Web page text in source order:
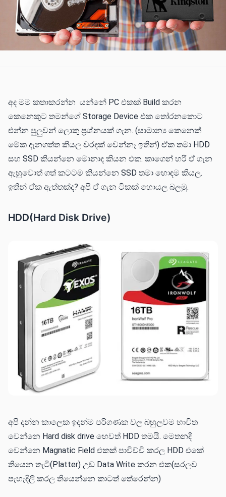
‌අද මම කතාකරන්න යන්නේ PC එකක් Build කරන
කෙනෙකුට තමන්ගේ Storage Device එක තෝරනකොට
එන්න පුලුවන් ලොකු ප්‍රශ්නයක් ගැන. (සාමාන්‍ය කෙනෙක්
මේක දැනගත්ත කියල වරදක් වෙන්නෑ ඉතින්) ඒක තමා HDD
සහ SSD කියන්නෙ මොනාද කියන එක. කාගෙන් හරි ඒ ගැන
ඇහුවොත් ගත් කටටම කියන්නෙ SSD තමා හොඳම කියල.
ඉතින් ඒක ඇත්තක්ද? අපි ඒ ගැන ටිකක් හොයල බලමු.‌‌
HDD(Hard Disk Drive)
අපි දන්න කාලෙක ඉදන්ම පරිගණක වල බහුලවම භාවිත
වෙන්නෙ Hard disk drive හෙවත් HDD තමයි. මෙතනදි
වෙන්නෙ Magnatic Field එකක් පාවිච්චි කරල HDD එකේ
තියෙන තැටි(Platter) උඩ Data Write කරන එක(සරලව
පැහැදිලි කරල තියෙන්නෙ කාටත් තේරෙන්න)